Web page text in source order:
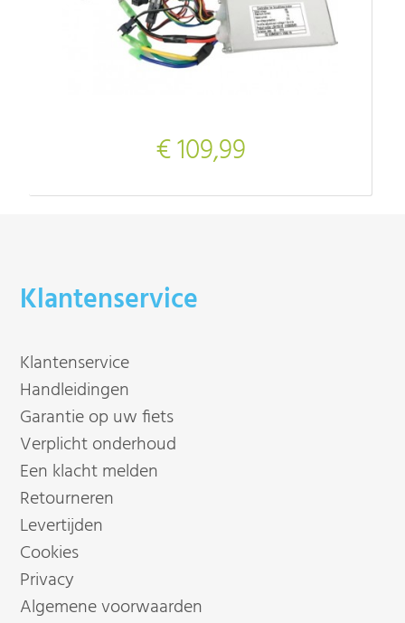
€ 109,99
Klantenservice
Klantenservice
Handleidingen
Garantie op uw fiets
Verplicht onderhoud
Een klacht melden
Retourneren
Levertijden
Cookies
Privacy
Algemene voorwaarden